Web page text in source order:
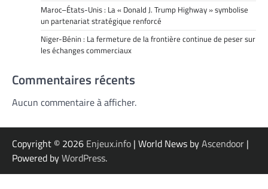
Maroc–États-Unis : La « Donald J. Trump Highway » symbolise
un partenariat stratégique renforcé
Niger-Bénin : La fermeture de la frontière continue de peser sur
les échanges commerciaux
Commentaires récents
Aucun commentaire à afficher.
Copyright © 2026 Enjeux.info | World News byAscendoor |
Powered byWordPress.